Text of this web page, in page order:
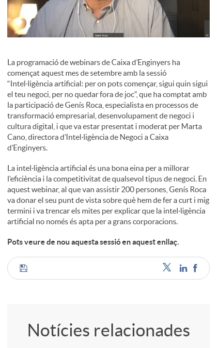
a
l
s
La programació de webinars de Caixa d’Enginyers ha
començat aquest mes de setembre amb la sessió
“Intel·ligència artificial: per on pots començar, sigui quin sigui
el teu negoci, per no quedar fora de joc”, que ha comptat amb
la participació de Genís Roca, especialista en processos de
transformació empresarial, desenvolupament de negoci i
cultura digital, i que va estar presentat i moderat per Marta
Cano, directora d’Intel·ligència de Negoci a Caixa
d’Enginyers.
La intel·ligència artificial és una bona eina per a millorar
l’eficiència i la competitivitat de qualsevol tipus de negoci. En
aquest webinar, al que van assistir 200 persones, Genís Roca
va donar el seu punt de vista sobre què hem de fer a curt i mig
termini i va trencar els mites per explicar que la intel·ligència
artificial no només és apta per a grans corporacions.
Pots veure de nou aquesta sessió en aquest enllaç.
C
Notícies relacionades